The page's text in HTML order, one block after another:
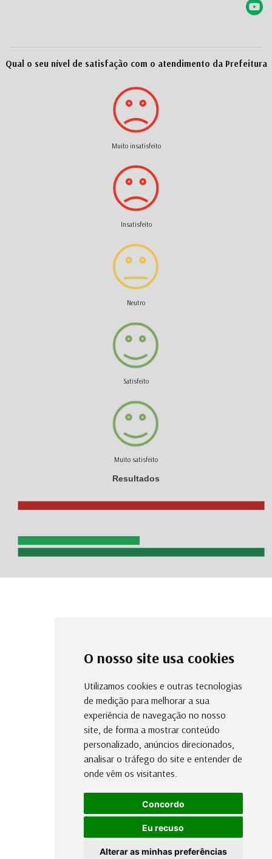
O nosso site usa cookies
Utilizamos cookies e outras tecnologias
de medição para melhorar a sua
experiência de navegação no nosso
site, de forma a mostrar conteúdo
personalizado, anúncios direcionados,
analisar o tráfego do site e entender de
onde vêm os visitantes.
Concordo
Eu recuso
Alterar as minhas preferências
Qual o seu nível de satisfação com o atendimento da Prefeitura
Muito insatisfeito
Insatisfeito
Neutro
Satisfeito
Muito satisfeito
Resultados